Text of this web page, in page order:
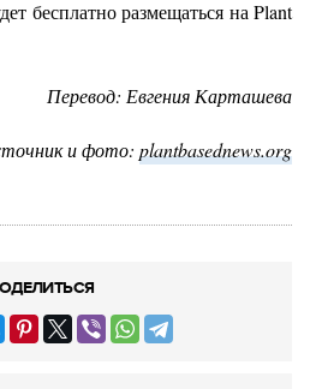
бесплатно размещаться на Plant
Перевод: Евгения Карташева
и фото: plantbasednews.org